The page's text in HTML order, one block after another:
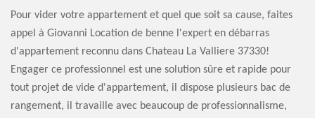
Pour vider votre appartement et quel que soit sa cause, faites
appel à Giovanni Location de benne l'expert en débarras
d'appartement reconnu dans Chateau La Valliere 37330!
Engager ce professionnel est une solution sûre et rapide pour
tout projet de vide d'appartement, il dispose plusieurs bac de
rangement, il travaille avec beaucoup de professionnalisme,